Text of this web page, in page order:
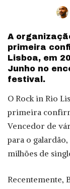
A
primeira
Lisboa, em
Junho no
festival.
O Rock in Rio
primeira
Vencedor de
para o
milhões de
Recentemente,